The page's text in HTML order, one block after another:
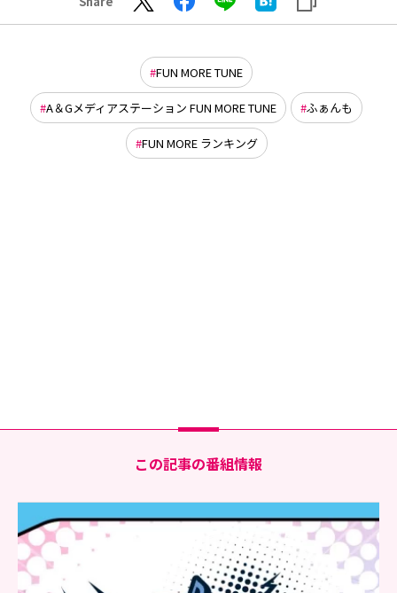
FUN MORE TUNE
A＆Gメディアステーション FUN MORE TUNE ふぁんも
FUN MORE ランキング
この記事の番組情報